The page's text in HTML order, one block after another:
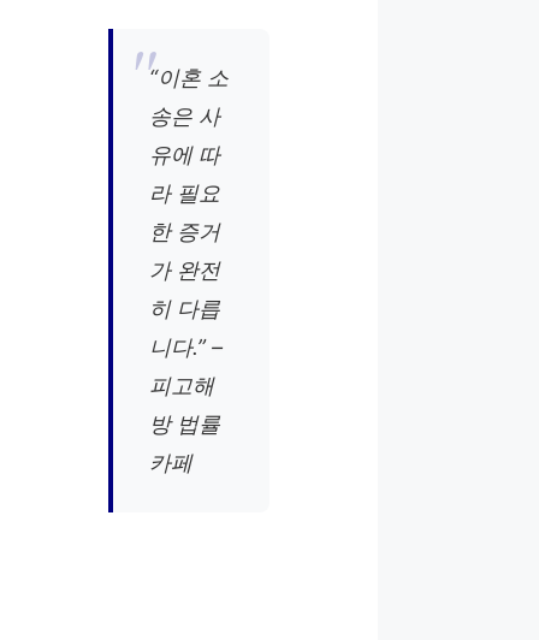
“이혼 소
송은 사
유에 따
라 필요
한 증거
가 완전
히 다릅
니다.” –
피고해
방 법률
카페